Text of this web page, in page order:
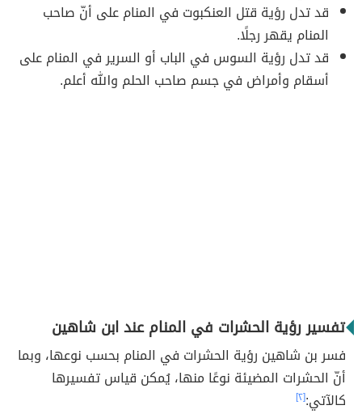
قد تدل رؤية قتل العنكبوت في المنام على أنّ صاحب
المنام يقهر رجلًا.
قد تدل رؤية السوس في الباب أو السرير في المنام على
أسقام وأمراض في جسم صاحب الحلم والله أعلم.
تفسير رؤية الحشرات في المنام عند ابن شاهين
فسر بن شاهين رؤية الحشرات في المنام بحسب نوعها، وبما
أنّ الحشرات المضيئة نوعًا منها، يُمكن قياس تفسيرها
كالآتي:[٢]